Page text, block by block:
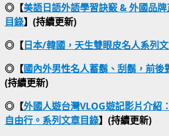
◎【美語日語外語學習訣竅 & 外國品
目錄】(持續更新)
◎【日本/韓國，天生雙眼皮名人系列
◎【國內外男性名人蓄鬍、刮鬍，前後
(持續更新)
◎【外國人遊台灣VLOG遊記影片介紹
自由行。系列文章目錄】(持續更新)